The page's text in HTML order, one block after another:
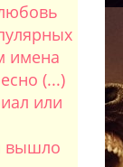
имена
(...)
или
вышло